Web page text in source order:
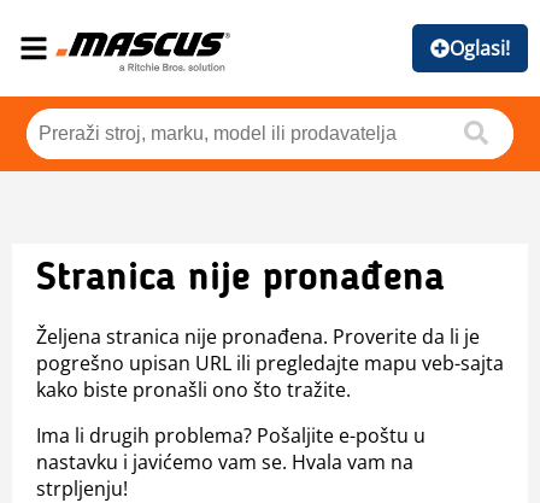
Oglasi!
Stranica nije pronađena
Željena stranica nije pronađena. Proverite da li je
pogrešno upisan URL ili pregledajte mapu veb-sajta
kako biste pronašli ono što tražite.
Ima li drugih problema? Pošaljite e-poštu u
nastavku i javićemo vam se. Hvala vam na
strpljenju!